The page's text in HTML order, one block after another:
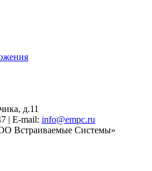
д.11
| E-mail: info@empc.ru
Встраиваемые Системы»